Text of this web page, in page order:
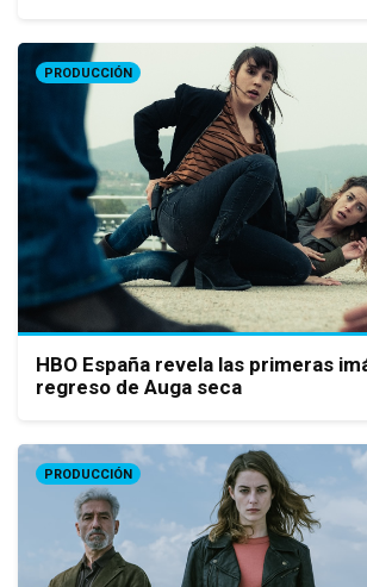
PRODUCCIÓN
HBO España revela las primeras
regreso de Auga seca
PRODUCCIÓN